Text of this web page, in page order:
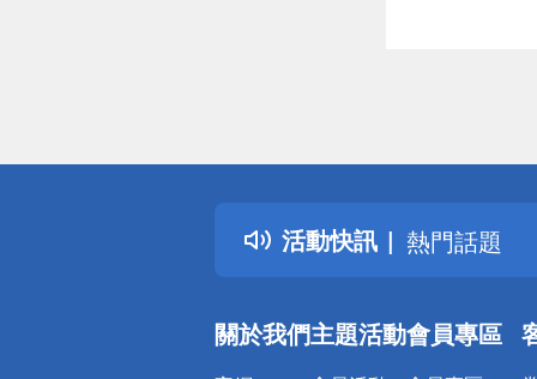
活動快訊
詐騙網頁！
得獎公告
熱門話題
銀行優惠
詐騙網頁！
關於我們主題活動會員專區